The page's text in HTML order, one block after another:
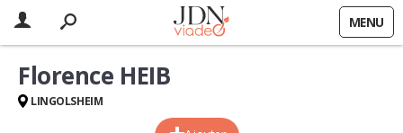
MENU
Florence HEIB
LINGOLSHEIM